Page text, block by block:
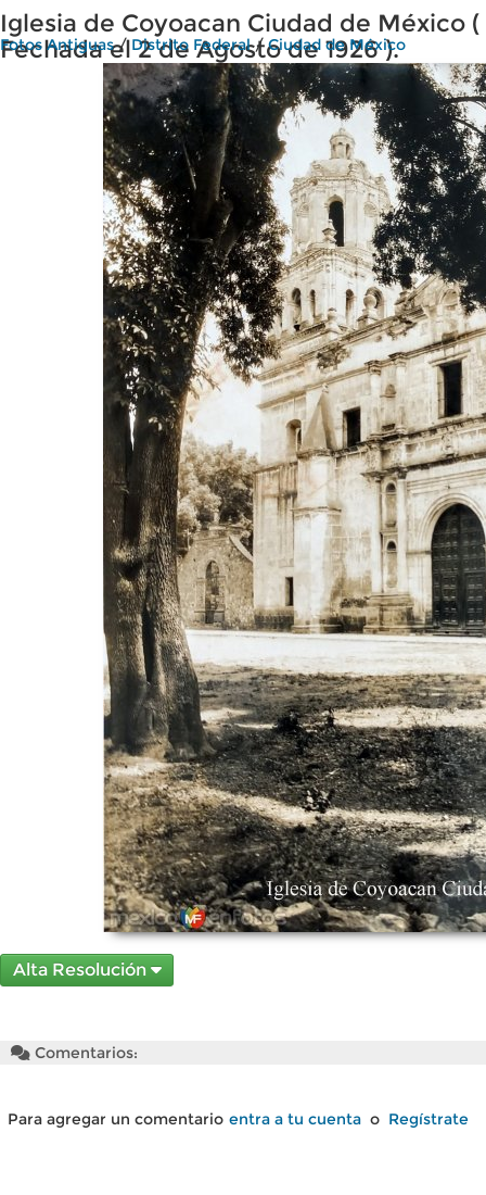
Iglesia de Coyoacan Ciudad de México (
Fechada el 2 de Agosto de 1926 ).
Fotos Antiguas/Distrito Federal/Ciudad de México
Alta Resolución
Comentarios:
Para agregar un comentario entra a tu cuenta o Regístrate